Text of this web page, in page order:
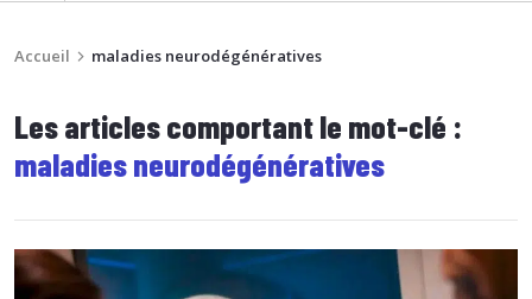
Accueil maladies neurodégénératives
Les articles comportant le mot-clé :
maladies neurodégénératives